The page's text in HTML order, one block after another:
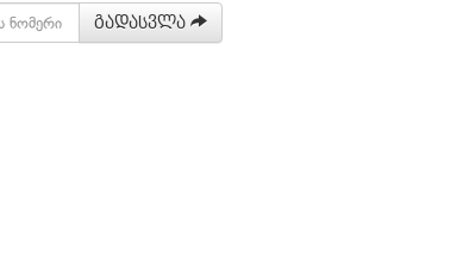
გადასვლა